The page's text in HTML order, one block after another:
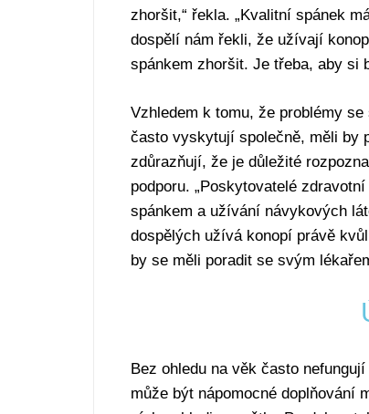
zhoršit,“ řekla. „Kvalitní spánek
dospělí nám řekli, že užívají
spánkem zhoršit. Je třeba, aby si
Vzhledem k tomu, že problémy
často vyskytují společně, měli by
zdůrazňují, že je důležité
podporu. „Poskytovatelé
spánkem a užívání návykových
dospělých užívá konopí právě
by se měli poradit se svým
Bez ohledu na věk často
může být nápomocné doplňování